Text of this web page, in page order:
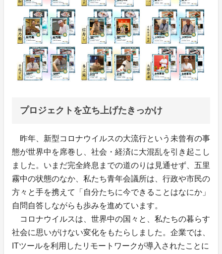
プロジェクトを立ち上げたきっかけ
昨年、新型コロナウイルスの大流行という未曾有の事
態が世界中を席巻し、社会・経済に大混乱を引き起こし
ました。いまだ完全終息までの道のりは見通せず、五里
霧中の状態のなか、私たち青年会議所は、行政や市民の
方々と手を携えて「自分たちに今できることはなにか」
自問自答しながらも歩みを進めています。
コロナウイルスは、世界中の国々と、私たちの暮らす
社会に思いがけない変化をもたらしました。企業では、
ITツールを利用したリモートワークが導入されたことに